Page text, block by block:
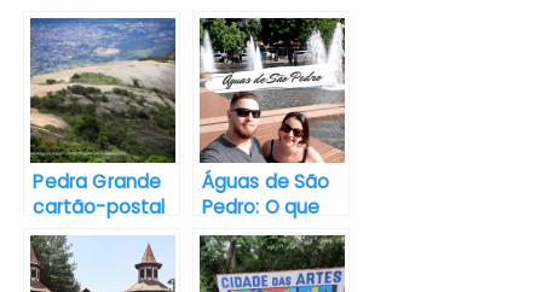
e
b
o
o
k
t
t
e
r
i
l
t
s
A
p
p
t
e
r
e
s
t
r
e
Pedra Grande
cartão-postal
da cidade de
Atibaia/SP
Águas de São
Pedro: O que
fazer em um
dia